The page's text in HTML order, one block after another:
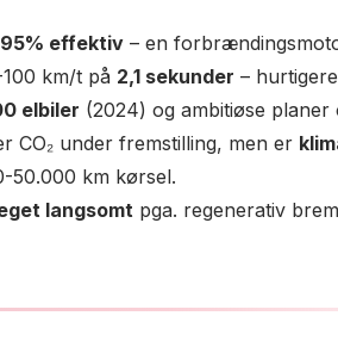
95% effektiv – en
km/t på 2,1 sekunder –
elbiler (2024) og ambitiøse planer
CO₂ under fremstilling, men er
50.000 km kørsel.
langsomt pga. regenerativ